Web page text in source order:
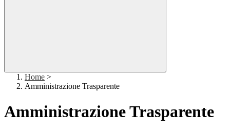
Home >
Amministrazione Trasparente
Amministrazione Trasparente